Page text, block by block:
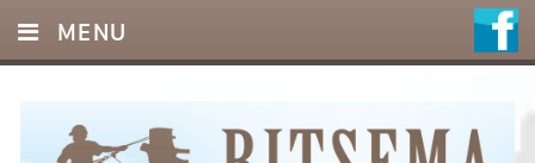
MENU
DIENSTEN